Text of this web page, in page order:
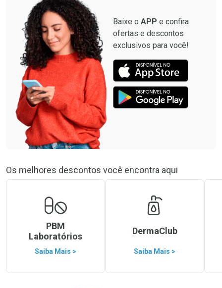
Baixe o APP e confira
ofertas e descontos
exclusivos para você!
Os melhores descontos você encontra aqui
PBM
Laboratórios
Saiba Mais >
DermaClub
Saiba Mais >